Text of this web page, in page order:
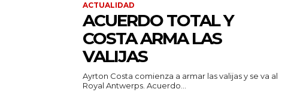
ACTUALIDAD
ACUERDO TOTAL Y
COSTA ARMA LAS
VALIJAS
Ayrton Costa comienza a armar las valijas y se va al
Royal Antwerps. Acuerdo...